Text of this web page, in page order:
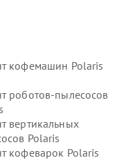
кофемашин Polaris
роботов-пылесосов
вертикальных
Polaris
кофеварок Polaris